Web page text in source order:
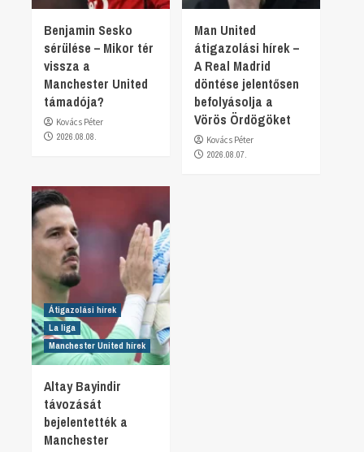
Benjamin Sesko
sérülése – Mikor tér
vissza a
Manchester United
támadója?
Kovács Péter
2026.08.08.
Man United
átigazolási hírek –
A Real Madrid
döntése jelentősen
befolyásolja a
Vörös Ördögöket
Kovács Péter
2026.08.07.
Átigazolási hírek
La liga
Manchester United hírek
Altay Bayindir
távozását
bejelentették a
Manchester